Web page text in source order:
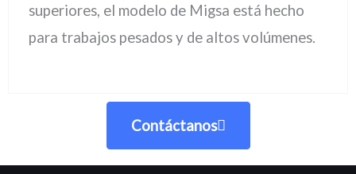
superiores, el modelo de Migsa está hecho
para trabajos pesados y de altos volúmenes.
Contáctanos